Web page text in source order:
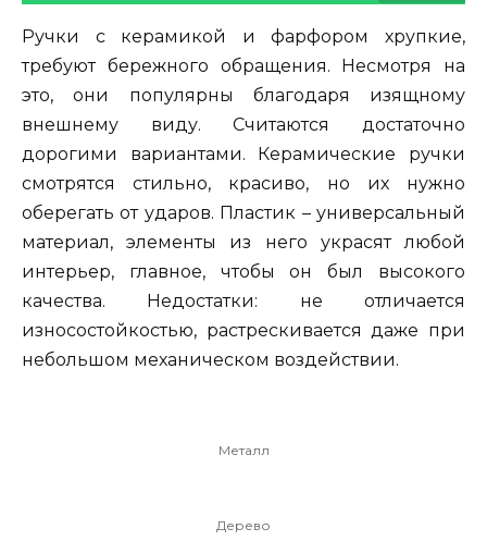
Ручки с керамикой и фарфором хрупкие,
требуют бережного обращения. Несмотря на
это, они популярны благодаря изящному
внешнему виду. Считаются достаточно
дорогими вариантами. Керамические ручки
смотрятся стильно, красиво, но их нужно
оберегать от ударов. Пластик – универсальный
материал, элементы из него украсят любой
интерьер, главное, чтобы он был высокого
качества. Недостатки: не отличается
износостойкостью, растрескивается даже при
небольшом механическом воздействии.
Металл
Дерево